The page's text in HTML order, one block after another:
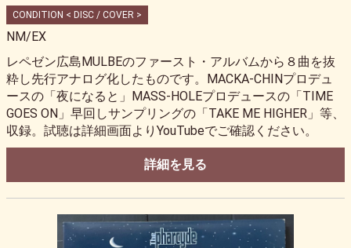
CONDITION < DISC / COVER >
NM/EX
レペゼン広島MULBEのファースト・アルバムから８曲を抜
粋し先行アナログ化したものです。MACKA-CHINプロデュ
ースの「夜になると」MASS-HOLEプロデュースの「TIME
GOES ON」早回しサンプリングの「TAKE ME HIGHER」等、
収録。試聴は詳細画面よりYouTubeでご確認ください。
詳細を見る